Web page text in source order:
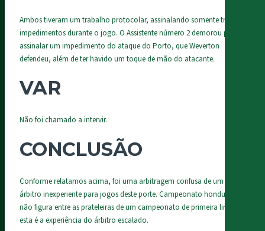
Ambos tiveram um trabalho protocolar, assinalando somente três
impedimentos durante o jogo. O Assistente número 2 demorou para
assinalar um impedimento do ataque do Porto, que Weverton
defendeu, além de ter havido um toque de mão do atacante.
VAR
Não foi chamado a intervir.
CONCLUSÃO
Conforme relatamos acima, foi uma arbitragem confusa de um
árbitro inexperiente para jogos deste porte. Campeonato hondurenho
não figura entre as prateleiras de um campeonato de primeira linha e
esta é a experiência do árbitro escalado.